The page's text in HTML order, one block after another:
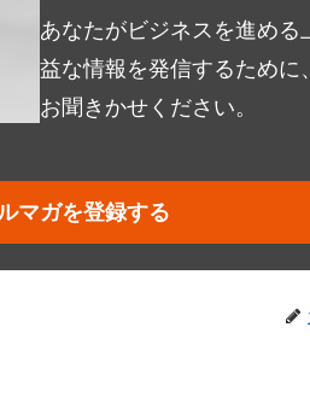
あなたがビジネスを進める
益な情報を発信するために
お聞きかせください。
マガを登録する